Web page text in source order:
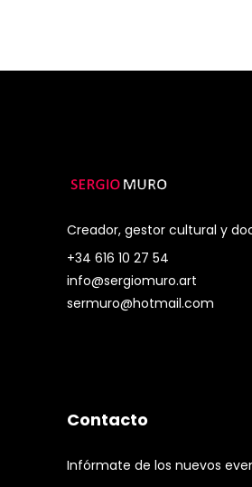
Creador, gestor cultural y
+34 616 10 27 54
info@sergiomuro.art
sermuro@hotmail.com
Contacto
Infórmate de los nuevos